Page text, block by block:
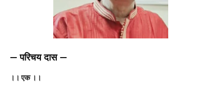
— परिचय दास —
।। एक ।।